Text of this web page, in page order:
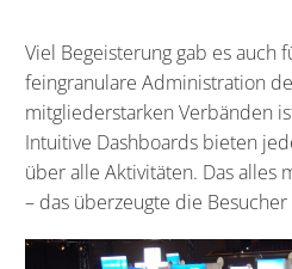
Viel Begeisterung gab es auch
feingranulare Administration
mitgliederstarken Verbänden
Intuitive Dashboards bieten
über alle Aktivitäten. Das alles
– das überzeugte die